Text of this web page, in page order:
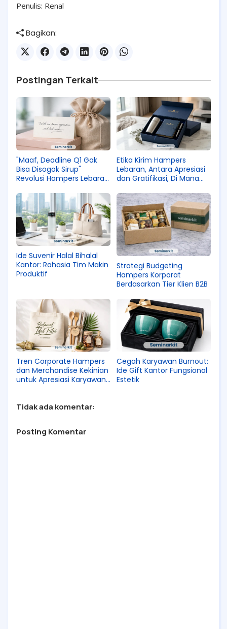
Penulis: Renal
Bagikan:
Postingan Terkait
"Maaf, Deadline Q1 Gak
Bisa Disogok Sirup"
Revolusi Hampers Lebaran
Etika Kirim Hampers
Lebaran, Antara Apresiasi
dan Gratifikasi, Di Mana
Ide Suvenir Halal Bihalal
Kantor: Rahasia Tim Makin
Produktif
Strategi Budgeting
Hampers Korporat
Berdasarkan Tier Klien B2B
Tren Corporate Hampers
dan Merchandise Kekinian
untuk Apresiasi Karyawan
Cegah Karyawan Burnout:
Ide Gift Kantor Fungsional
Estetik
Tidak ada komentar:
Posting Komentar